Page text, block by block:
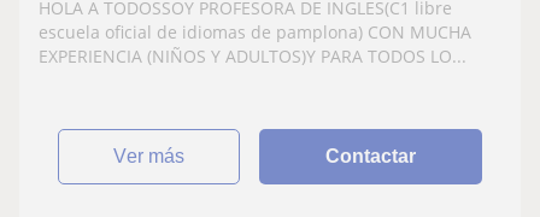
HOLA A TODOSSOY PROFESORA DE INGLES(C1 libre
escuela oficial de idiomas de pamplona) CON MUCHA
EXPERIENCIA (NIÑOS Y ADULTOS)Y PARA TODOS LO...
ver más Contactar